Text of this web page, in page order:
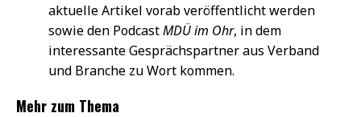
aktuelle Artikel vorab veröffentlicht werden
sowie den PodcastMDÜ im Ohr, in dem
interessante Gesprächspartner aus Verband
und Branche zu Wort kommen.
Mehr zum Thema